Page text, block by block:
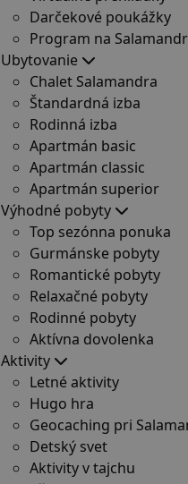
Darčekové poukážky
Program na
Ubytovanie
Chalet Salamandra
Štandardná izba
Rodinná izba
Apartmán basic
Apartmán classic
Apartmán superior
Výhodné pobyty
Top sezónna ponuka
Gurmánske pobyty
Romantické pobyty
Relaxačné pobyty
Rodinné pobyty
Aktívna dovolenka
Aktivity
Letné aktivity
Hugo hra
Geocaching pri
Detský svet
Aktivity v tajchu